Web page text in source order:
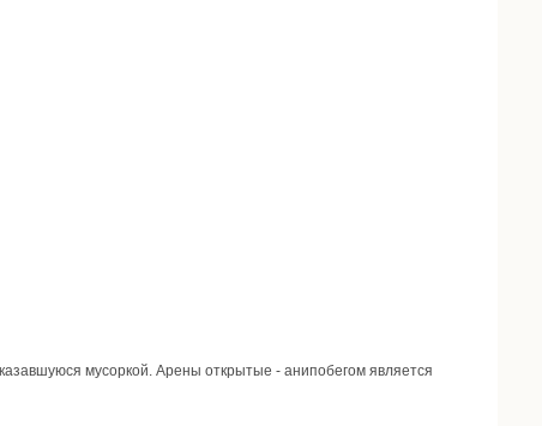
мусоркой. Арены открытые - анипобегом является